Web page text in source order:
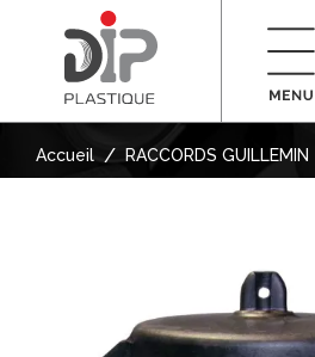
Accueil / RACCORDS GUILLEMIN